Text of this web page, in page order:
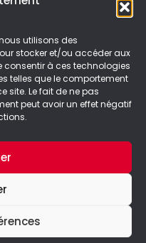
utilisons des
stocker et/ou accéder aux
consentir à ces technologies
telles que le comportement
site. Le fait de ne pas
peut avoir un effet négatif
: Une année
jour après jour une
sur le jeu
légales & Politique de